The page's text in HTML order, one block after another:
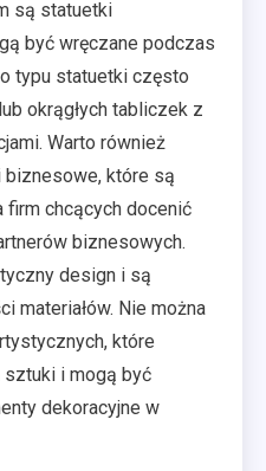
są statuetki
być wręczane podczas
typu statuetki często
okrągłych tabliczek z
Warto również
biznesowe, które są
firm chcących docenić
biznesowych.
design i są
materiałów. Nie można
które
sztuki i mogą być
dekoracyjne w